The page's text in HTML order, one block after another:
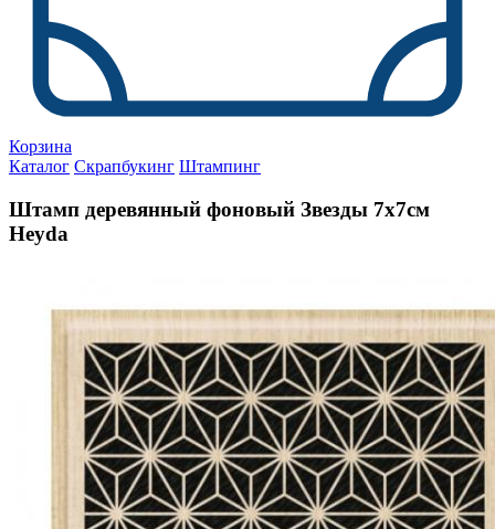
Корзина
Каталог Скрапбукинг Штампинг
Штамп деревянный фоновый Звезды 7х7см
Heyda